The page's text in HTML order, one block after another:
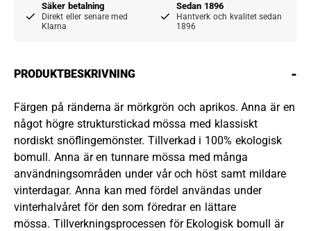
Säker betalning
Direkt eller senare med
Klarna
Sedan 1896
Hantverk och kvalitet sedan
1896
PRODUKTBESKRIVNING -
Färgen på ränderna är mörkgrön och aprikos. Anna är en
något högre strukturstickad mössa med klassiskt
nordiskt snöflingemönster. Tillverkad i 100% ekologisk
bomull. Anna är en tunnare mössa med många
användningsområden under vår och höst samt mildare
vinterdagar. Anna kan med fördel användas under
vinterhalvåret för den som föredrar en lättare
mössa. Tillverkningsprocessen för Ekologisk bomull är